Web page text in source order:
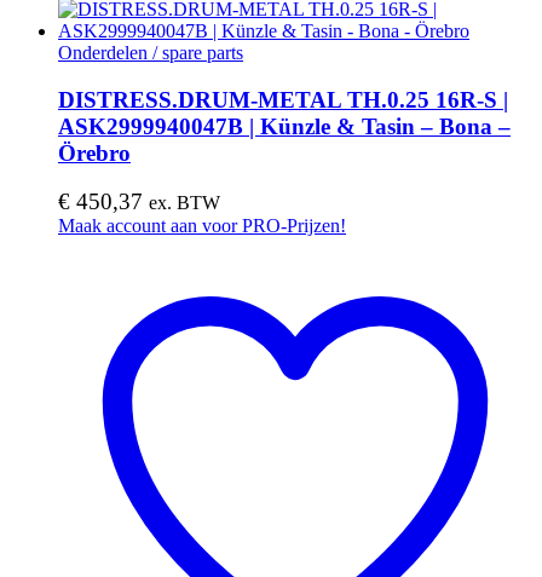
Onderdelen / spare parts
DISTRESS.DRUM-METAL TH.0.25 16R-S |
ASK2999940047B | Künzle & Tasin – Bona –
Örebro
€ 450,37 ex. BTW
Maak account aan voor PRO-Prijzen!